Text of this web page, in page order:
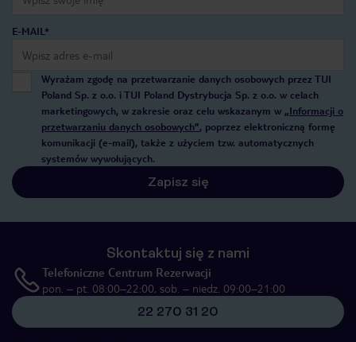
E-MAIL*
Wyrażam zgodę na przetwarzanie danych osobowych przez TUI
Poland Sp. z o.o. i TUI Poland Dystrybucja Sp. z o.o. w celach
marketingowych, w zakresie oraz celu wskazanym w „Informacji o
przetwarzaniu danych osobowych”, poprzez elektroniczną formę
komunikacji (e-mail), także z użyciem tzw. automatycznych
systemów wywołujących.
Zapisz się
Skontaktuj się z nami
Telefoniczne Centrum Rezerwacji
pon. – pt. 08:00–22:00, sob. – niedz. 09:00–21:00
22 270 31 20